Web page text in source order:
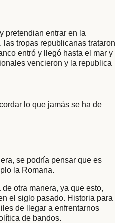
pretendian entrar en la
tropas republicanas trataron
entró y llegó hasta el mar y
vencieron y la republica
lo que jamás se ha de
se podría pensar que es
la Romana.
otra manera, ya que esto,
el siglo pasado. Historia para
de llegar a enfrentarnos
de bandos.